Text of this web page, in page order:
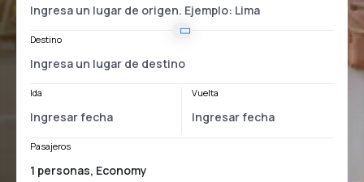
Destino
Ida Vuelta
Pasajeros